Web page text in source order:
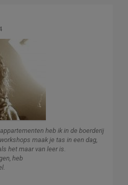
heb ik in de boerderij
maak je tas in een dag,
het maar van leer is.
heb